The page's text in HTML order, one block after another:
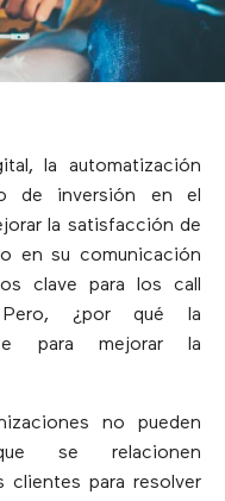
la automatización
de inversión en el
la satisfacción de
en su comunicación
clave para los call
¿por qué la
para mejorar la
no pueden
se relacionen
clientes para resolver